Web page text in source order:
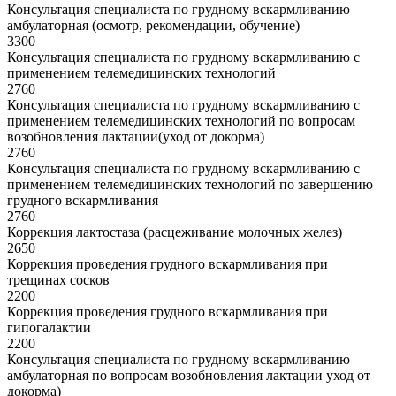
Консультация специалиста по грудному вскармливанию
амбулаторная (осмотр, рекомендации, обучение)
3300
Консультация специалиста по грудному вскармливанию с
применением телемедицинских технологий
2760
Консультация специалиста по грудному вскармливанию с
применением телемедицинских технологий по вопросам
возобновления лактации(уход от докорма)
2760
Консультация специалиста по грудному вскармливанию с
применением телемедицинских технологий по завершению
грудного вскармливания
2760
Коррекция лактостаза (расцеживание молочных желез)
2650
Коррекция проведения грудного вскармливания при
трещинах сосков
2200
Коррекция проведения грудного вскармливания при
гипогалактии
2200
Консультация специалиста по грудному вскармливанию
амбулаторная по вопросам возобновления лактации уход от
докорма)